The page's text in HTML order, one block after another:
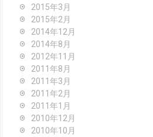
2015年3月
2015年2月
2014年12月
2014年8月
2012年11月
2011年8月
2011年3月
2011年2月
2011年1月
2010年12月
2010年10月